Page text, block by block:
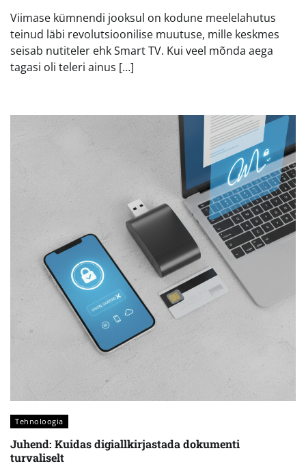
Viimase kümnendi jooksul on kodune meelelahutus
teinud läbi revolutsioonilise muutuse, mille keskmes
seisab nutiteler ehk Smart TV. Kui veel mõnda aega
tagasi oli teleri ainus […]
Tehnoloogia
Juhend: Kuidas digiallkirjastada dokumenti
turvaliselt